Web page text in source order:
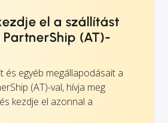
el a szállítást
PartnerShip (AT)-
és egyéb megállapodásait a
(AT)-val, hívja meg
kezdje el azonnal a